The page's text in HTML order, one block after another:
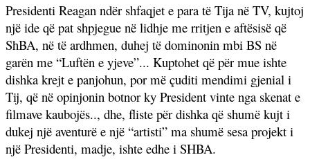
Presidenti Reagan ndër shfaqjet e para të Tija në TV, kujtoj
një ide që pat shpjegue në lidhje me rritjen e aftësisë që
ShBA, në të ardhmen, duhej të dominonin mbi BS në
garën me “Luftën e yjeve”... Kuptohet që për mue ishte
dishka krejt e panjohun, por më çuditi mendimi gjenial i
Tij, që në opinjonin botnor ky President vinte nga skenat e
filmave kaubojës.., dhe, fliste për dishka që shumë kujt i
dukej një aventurë e një “artisti” ma shumë sesa projekt i
një Presidenti, madje, ishte edhe i SHBA.